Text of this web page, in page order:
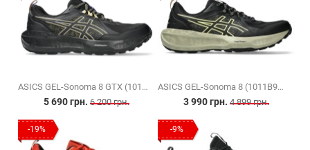
ASICS GEL-Sonoma 8 GTX (1011B977-003)
5 690 грн. 6 200 грн.
ASICS GEL-Sonoma 8 (1011B979-002)
3 990 грн. 4 899 грн.
-19% -9%